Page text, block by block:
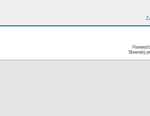
Powered
Slovenský